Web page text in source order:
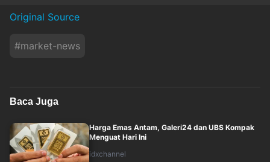
Original Source
#market-news
Baca Juga
Harga Emas Antam, Galeri24 dan UBS Kompak
Menguat Hari Ini
idxchannel